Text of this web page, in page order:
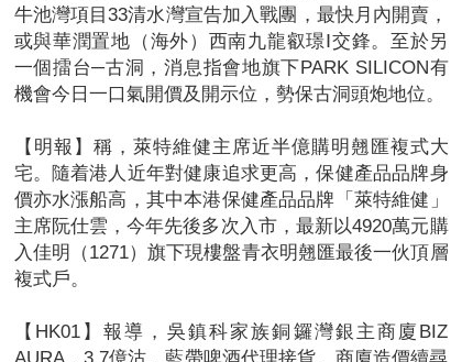
牛池灣項目33清水灣宣告加入戰團，最快月內開賣，
或與華潤置地（海外）西南九龍叡璟Ⅰ交鋒。至於另
一個擂台─古洞，消息指會地旗下PARK SILICON有
機會今日一口氣開價及開示位，勢保古洞頭炮地位。
【明報】稱，萊特維健主席近半億購明翹匯複式大
宅。隨着港人近年對健康追求更高，保健產品品牌身
價亦水漲船高，其中本港保健產品品牌「萊特維健」
主席阮仕雲，今年先後多次入市，最新以4920萬元購
入佳明（1271）旗下現樓盤青衣明翹匯最後一伙頂層
複式戶。
【HK01】報導，吳鎮科家族銅鑼灣銀主商廈BIZ